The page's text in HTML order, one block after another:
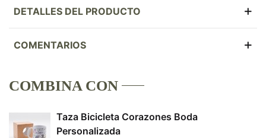
DETALLES DEL PRODUCTO
COMENTARIOS
COMBINA CON
Taza Bicicleta Corazones Boda
Personalizada